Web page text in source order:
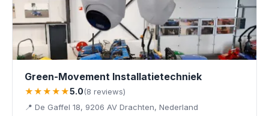
Green-Movement Installatietechniek
★★★★★5.0(8 reviews)
📍 De Gaffel 18, 9206 AV Drachten, Nederland